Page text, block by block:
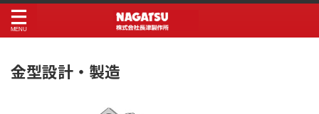
金型設計・製造